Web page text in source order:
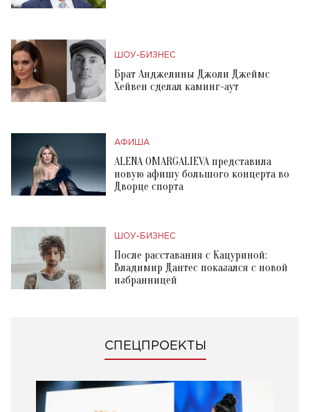
ШОУ-БИЗНЕС
Брат Анджелины Джоли Джеймс
Хейвен сделал каминг-аут
АФИША
ALENA OMARGALIEVA представила
новую афишу большого концерта во
Дворце спорта
ШОУ-БИЗНЕС
После расставания с Кацуриной:
Владимир Дантес показался с новой
избранницей
СПЕЦПРОЕКТЫ